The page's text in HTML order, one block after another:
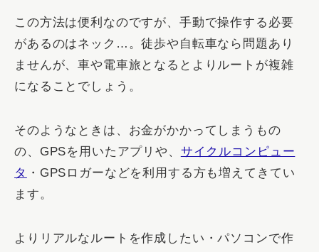
この方法は便利なのですが、手動で操作する必要
があるのはネック…。徒歩や自転車なら問題あり
ませんが、車や電車旅となるとよりルートが複雑
になることでしょう。
そのようなときは、お金がかかってしまうもの
の、GPSを用いたアプリや、 サイクルコンピュー
タ ・GPSロガーなどを利用する方も増えてきてい
ます。
よりリアルなルートを作成したい・パソコンで作